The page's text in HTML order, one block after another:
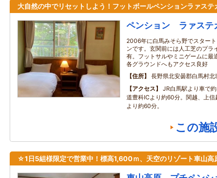
大自然の中でリセットしよう！フットボールペンションラァステ
ペンション ラァステ
2006年に白馬みそら野でスター
ンです。玄関前には人工芝のプラ
有。フットサルやミニゲームに最
各グラウンドへもアクセス良好
住所
長野県北安曇郡白馬村
アクセス
JR白馬駅より車で
道豊科ICより約60分。関越、上信
より約60分。
この施
☆1日5組様限定で営業中！標高1,600ｍ、天空のリゾート車山高